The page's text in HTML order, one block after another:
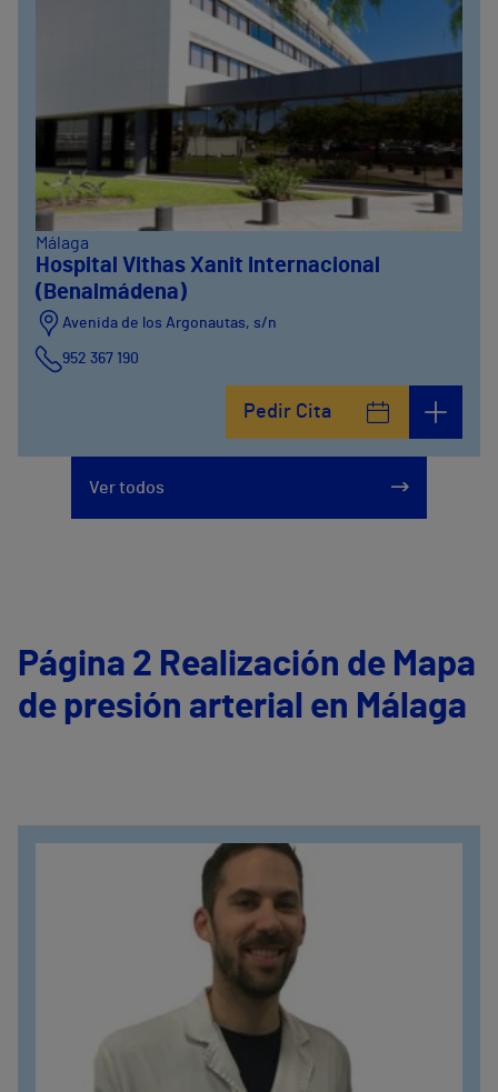
Málaga
Hospital Vithas Xanit Internacional
(Benalmádena)
Avenida de los Argonautas, s/n
952 367 190
Pedir Cita
Ver todos
Página 2 Realización de Mapa
de presión arterial en Málaga